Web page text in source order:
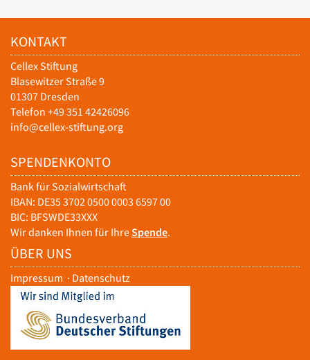
KONTAKT
Cellex Stiftung
Blasewitzer Straße 9
01307 Dresden
Telefon +49 351 42426096
info@cellex-stiftung.org
SPENDENKONTO
Bank für Sozialwirtschaft
IBAN: DE35 3702 0500 0003 6597 00
BIC: BFSWDE33XXX
Wir danken Ihnen für IhreSpende.
ÜBER UNS
Impressum · Datenschutz